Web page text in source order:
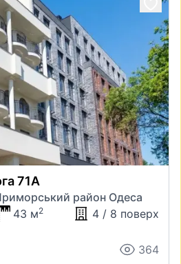
71А
район Одеса
43 м2 4 / 8 поверх
364